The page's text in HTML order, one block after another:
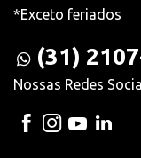
*Exceto feriados
(31)
Nossas Redes